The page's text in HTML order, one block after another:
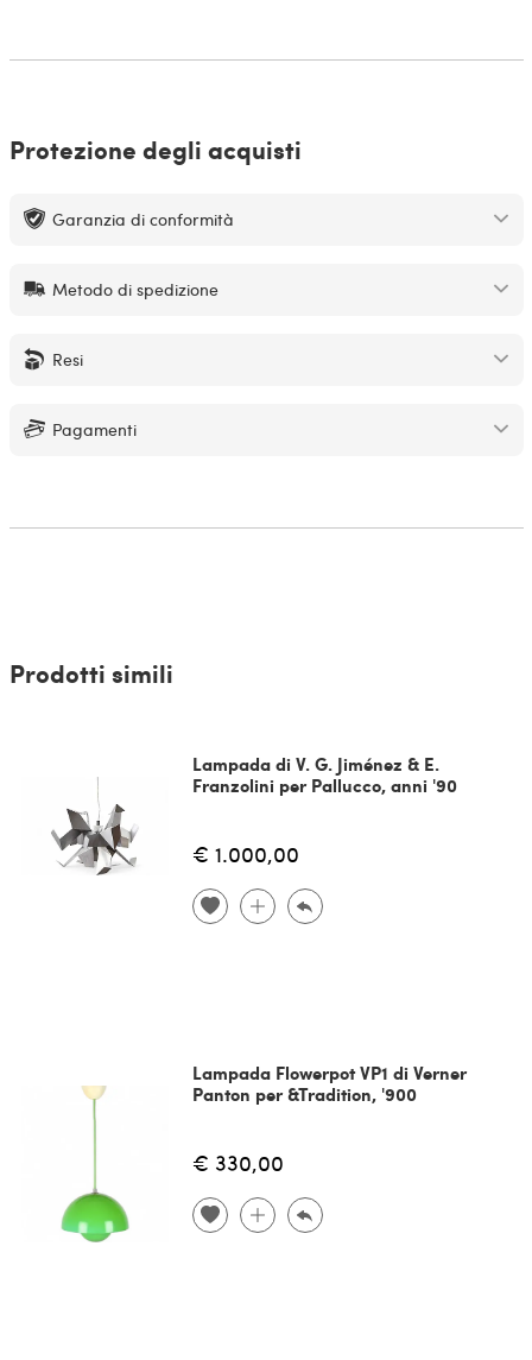
Protezione degli acquisti
Garanzia di conformità
Metodo di spedizione
Resi
Pagamenti
Prodotti simili
Lampada di V. G. Jiménez & E.
Franzolini per Pallucco, anni '90
€ 1.000,00
Lampada Flowerpot VP1 di Verner
Panton per &Tradition, '900
€ 330,00